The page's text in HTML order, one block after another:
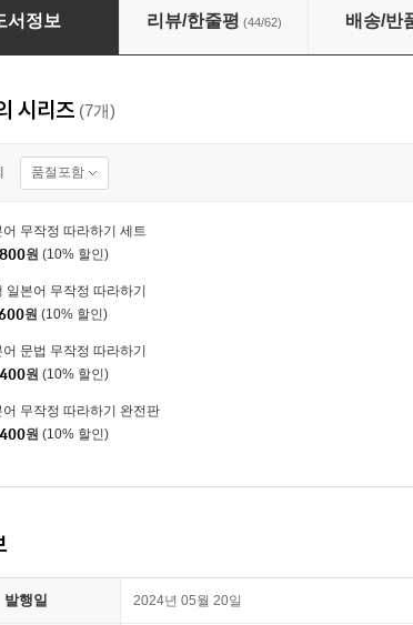
어 무작정 따라하기
서정보 리뷰/한줄평 (44/62) 배송/반
시리즈 (7개)
품절포함
어 무작정 따라하기 세트
원 (10% 할인)
일본어 무작정 따라하기
원 (10% 할인)
어 문법 무작정 따라하기
원 (10% 할인)
어 무작정 따라하기 완전판
원 (10% 할인)
발행일 2024년 05월 20일